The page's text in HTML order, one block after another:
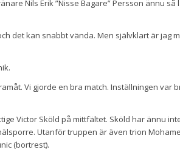
Nils Erik ”Nisse Bagare” Persson ännu
det kan snabbt vända. Men självklart är jag
Vi gjorde en bra match. Inställningen var
Victor Sköld på mittfältet. Sköld har ännu
Utanför truppen är även trion
(bortrest).